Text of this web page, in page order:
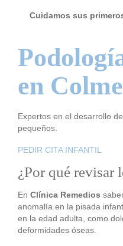
Cuidamos sus
en
Expertos en el desarrollo
pequeños.
PEDIR CITA INFANTIL
¿Por qué revisar
En Clínica Remedios
anomalía en la pisada
en la edad adulta, como
deformidades óseas.